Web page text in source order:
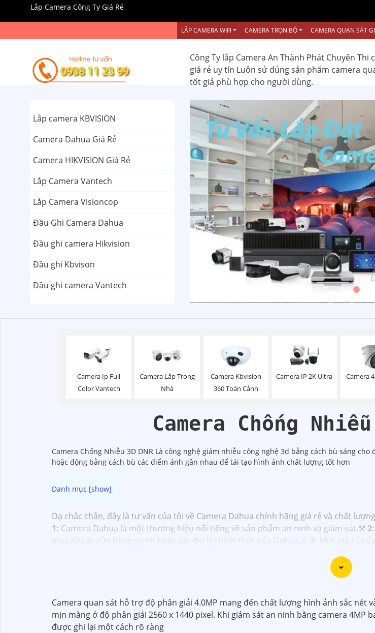
Lắp Camera Công Ty Giá Rẻ
LẮP CAMERA WIFI CAMERA TRỌN BỘ CAMERA QUAN SÁT
Công Ty lắp Camera An Thành Phát Chuyên
giá rẻ uy tín Luôn sử dủng sản phẩm camera
tốt giá phù hợp cho người dùng.
Lắp camera KBVISION
Camera Dahua Giá Rẻ
Camera HIKVISION Giá Rẻ
Lắp Camera Vantech
Lắp Camera Visioncop
Đầu Ghi Camera Dahua
Đầu ghi camera Hikvision
Đầu ghi Kbvison
Đầu ghi camera Vantech
Camera Ip Full
Color Vantech
Camera Lắp Trong
Nhà
Camera Kbvision
360 Toàn Cảnh
Camera IP 2K Ultra Camera
Camera Chống
Camera Chống Nhiễu 3D DNR Là công nghệ giảm nhiễu công nghệ 3d bằng cách bù sáng
hoặc động bằng cách bù các điểm ảnh gần nhau để tái tạo hình ảnh chất lượng tốt hơn
Dạ chắc chắn, đây là tư vấn của tôi về Camera Dahua chính hãng giá rẻ và chất
1: Camera Dahua là một thương hiệu nổi tiếng về sản phẩm an ninh và giám sát.⚒ 2:
mua từ các cửa hàng uy tín hoặc các đại lý chính thức của Dahua.☄️ 3: Mức giá của
Nếu bạn muốn tìm camera Dahua giá rẻ, bạn có thể tham khảo trên
Hy vọng rằng những thông tin trên sẽ giúp bạn chọn lựa được Camera Dahua
Camera quan sát hỗ trợ độ phân giải 4.0MP mang đến chất lượng hình ảnh sắc
mịn màng ở độ phân giải 2560 x 1440 pixel. Khi giám sát an ninh bằng camera
được ghi lại một cách rõ ràng